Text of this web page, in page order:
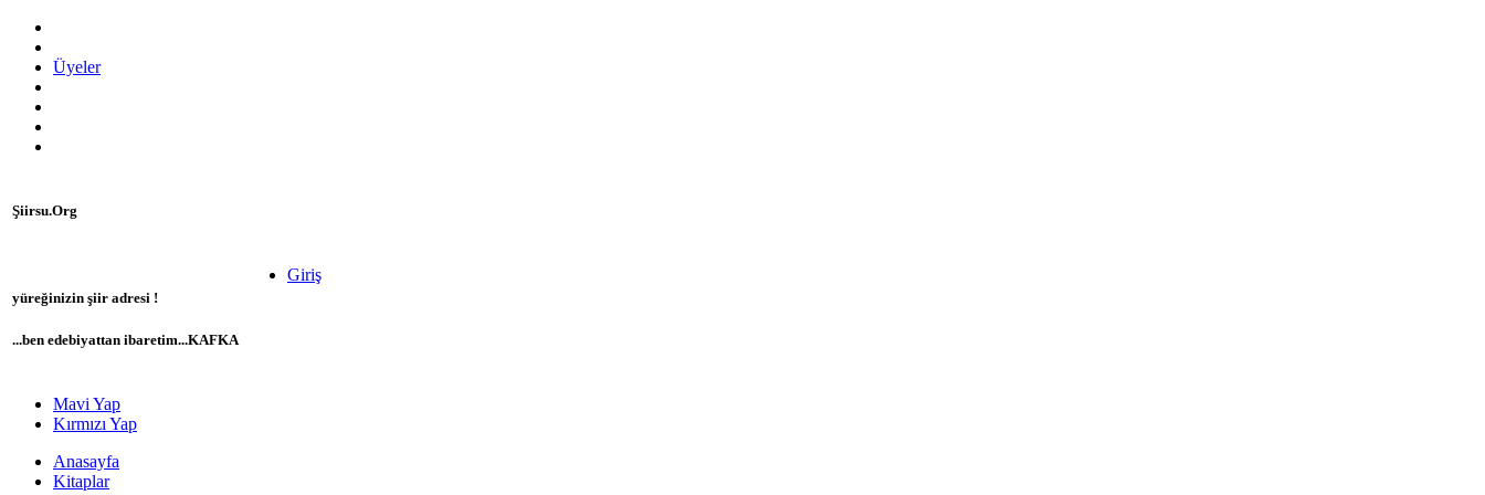
Üyeler
Şiirsu.Org
yüreğinizin şiir adresi !
...ben edebiyattan ibaretim...KAFKA
Giriş
Mavi Yap
Kırmızı Yap
Anasayfa
Kitaplar